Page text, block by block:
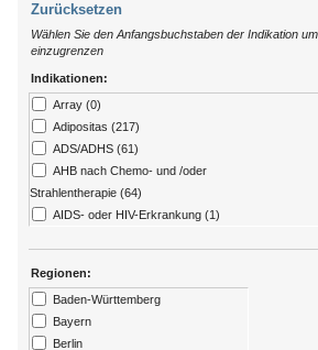
Zurücksetzen
Wählen Sie den Anfangsbuchstaben der Indikation
einzugrenzen
Indikationen:
Array (0)
Adipositas (217)
ADS/ADHS (61)
AHB nach Chemo- und /oder
Strahlentherapie (64)
AIDS- oder HIV-Erkrankung (1)
Alzheimer (13)
Amputation (176)
Angststörungen (273)
Arthritis (92)
Regionen:
Baden-Württemberg
Bayern
Berlin